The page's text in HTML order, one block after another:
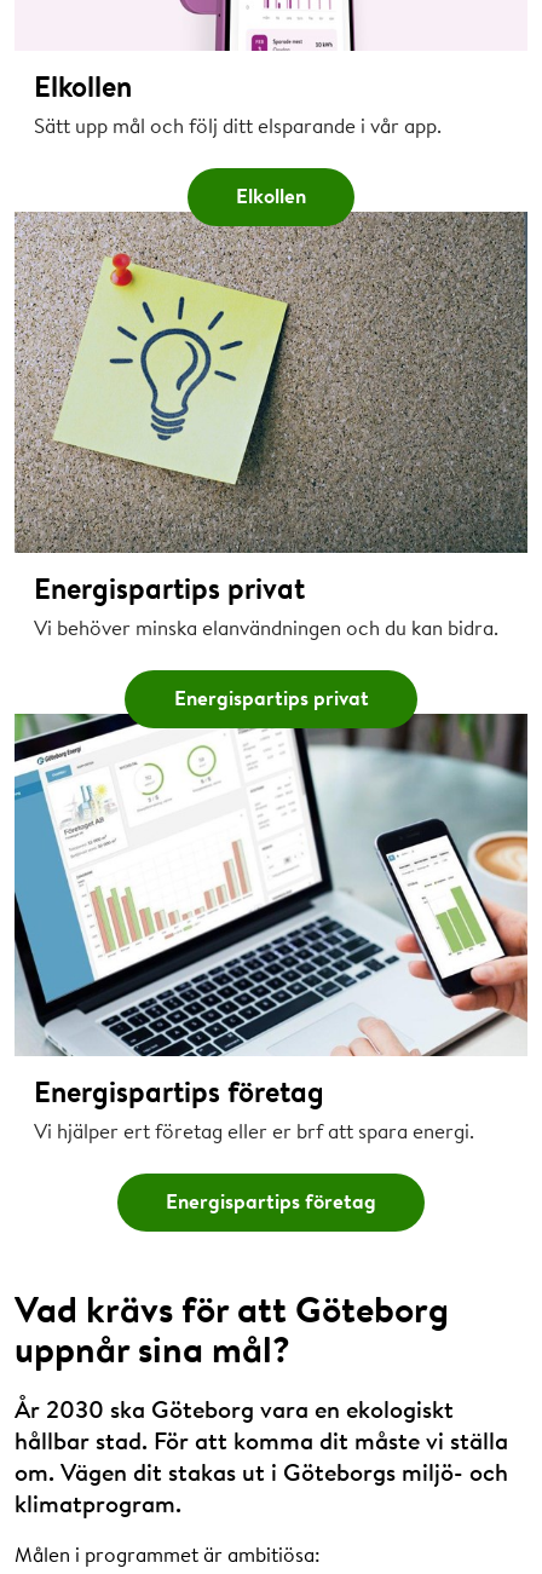
Elkollen
Sätt upp mål och följ ditt elsparande i vår app.
Elkollen
Energispartips privat
Vi behöver minska elanvändningen och du kan bidra.
Energispartips privat
Energispartips företag
Vi hjälper ert företag eller er brf att spara energi.
Energispartips företag
Vad krävs för att Göteborg
uppnår sina mål?
År 2030 ska Göteborg vara en ekologiskt
hållbar stad. För att komma dit måste vi ställa
om. Vägen dit stakas ut i Göteborgs miljö- och
klimatprogram.
Målen i programmet är ambitiösa: